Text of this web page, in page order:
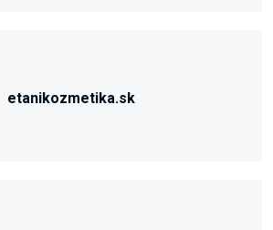
etanikozmetika.sk